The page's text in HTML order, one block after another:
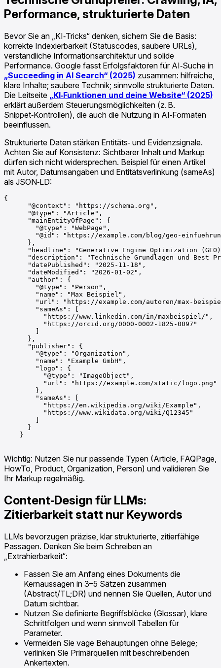
Performance, strukturierte Daten
Bevor Sie an „KI‑Tricks“ denken, sichern Sie die Basis:
korrekte Indexierbarkeit (Statuscodes, saubere URLs),
verständliche Informationsarchitektur und solide
Performance. Google fasst Erfolgsfaktoren für AI‑Suche in
„Succeeding in AI Search“ (2025) zusammen: hilfreiche,
klare Inhalte; saubere Technik; sinnvolle strukturierte Daten.
Die Leitseite „KI‑Funktionen und deine Website“ (2025)
erklärt außerdem Steuerungsmöglichkeiten (z. B.
Snippet‑Kontrollen), die auch die Nutzung in AI‑Formaten
beeinflussen.
Strukturierte Daten stärken Entitäts‑ und Evidenzsignale.
Achten Sie auf Konsistenz: Sichtbarer Inhalt und Markup
dürfen sich nicht widersprechen. Beispiel für einen Artikel
mit Autor, Datumsangaben und Entitätsverlinkung (sameAs)
als JSON‑LD:
{
      "@context": "https://schema.org",
      "@type": "Article",
      "mainEntityOfPage": {
        "@type": "WebPage",
"@id": "https://example.com/blog/geo-
      },
"headline": "Generative Engine Optimization
"description": "Technische Grundlagen und Best
      "datePublished": "2025-11-18",
      "dateModified": "2026-01-02",
      "author": {
        "@type": "Person",
        "name": "Max Beispiel",
"url": "https://example.com/autoren/max-
        "sameAs": [
          "https://www.linkedin.com/in/maxbeispiel/",
          "https://orcid.org/0000-0002-1825-0097"
      },
      "publisher": {
        "@type": "Organization",
        "name": "Example GmbH",
        "logo": {
          "@type": "ImageObject",
          "url": "https://example.com/static/logo.png"
        },
        "sameAs": [
          "https://en.wikipedia.org/wiki/Example",
          "https://www.wikidata.org/wiki/Q12345"
      }
    }
Wichtig: Nutzen Sie nur passende Typen (Article, FAQPage,
HowTo, Product, Organization, Person) und validieren Sie
Ihr Markup regelmäßig.
Content‑Design für LLMs:
Zitierbarkeit statt nur Keywords
LLMs bevorzugen präzise, klar strukturierte, zitierfähige
Passagen. Denken Sie beim Schreiben an
„Extrahierbarkeit“:
Fassen Sie am Anfang eines Dokuments die
Kernaussagen in 3–5 Sätzen zusammen
(Abstract/TL;DR) und nennen Sie Quellen, Autor und
Datum sichtbar.
Nutzen Sie definierte Begriffsblöcke (Glossar), klare
Schrittfolgen und wenn sinnvoll Tabellen für
Parameter.
Vermeiden Sie vage Behauptungen ohne Belege;
verlinken Sie Primärquellen mit beschreibenden
Ankertexten.